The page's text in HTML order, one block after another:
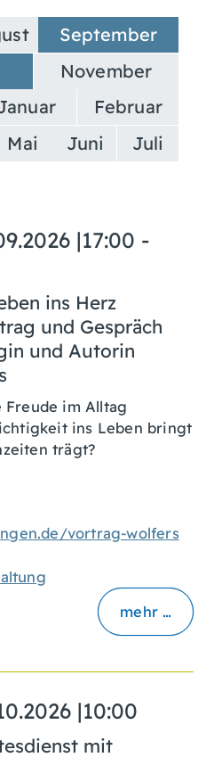
September
November
Februar
Mai Juni Juli
|17:00 -
ins Herz
und Gespräch
und Autorin
vortrag-wolfers
Freude im Alltag
ins Leben bringt
trägt?
mehr …
|10:00
mit